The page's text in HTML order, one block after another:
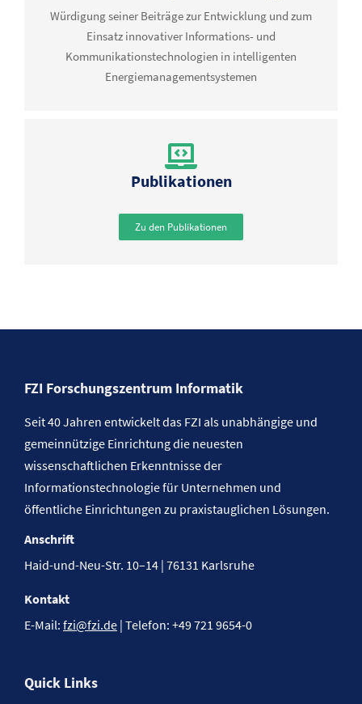
Würdigung seiner Beiträge zur Entwicklung und zum
Einsatz innovativer Informations- und
Kommunikationstechnologien in intelligenten
Energiemanagementsystemen
Publikationen
Zu den Publikationen
FZI Forschungszentrum Informatik
Seit 40 Jahren entwickelt das FZI als unabhängige und
gemeinnützige Einrichtung die neuesten
wissenschaftlichen Erkenntnisse der
Informationstechnologie für Unternehmen und
öffentliche Einrichtungen zu praxistauglichen Lösungen.
Anschrift
Haid-und-Neu-Str. 10–14 | 76131 Karlsruhe
Kontakt
E-Mail: fzi@fzi.de | Telefon: +49 721 9654-0
Quick Links